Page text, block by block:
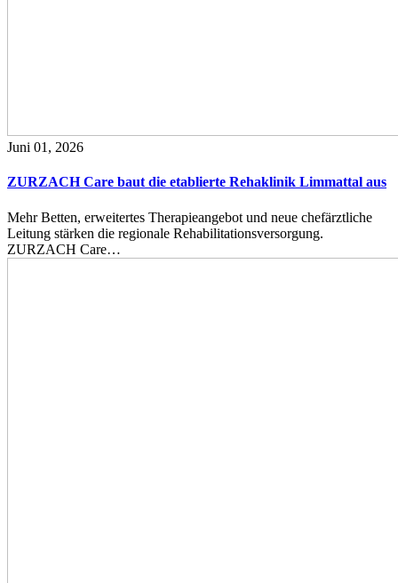
Juni 01, 2026
ZURZACH Care baut die etablierte Rehaklinik Limmattal aus
Mehr Betten, erweitertes Therapieangebot und neue chefärztliche
Leitung stärken die regionale Rehabilitationsversorgung.
ZURZACH Care…